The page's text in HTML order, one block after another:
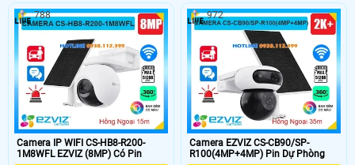
việc kết nối từ xa. Với công nghệ
nhận diện thông minh phát hiện
người và xe. Pin 10.000mAh kết hợp
tấm năng lượng mặt trời 5W cho
phép hoạt động ổn định ngoài trời,
phù hợp giám sát liên tục không
cần nguồn điện lưới.
trang bị hồng ngoại 35m Full Color,
khả năng phát hiện con người và
phương tiện thông minh. Tích hợp
micro, loa đàm thoại hai chiều và
khe cắm thẻ nhớ lên đến 512GB phù
hợp cho nhu cầu giám sát an ninh
hiệu quả.
Camera IP WIFI CS-HB8-R200-
1M8WFL EZVIZ (8MP) Có Pin
788
Camera EZVIZ CS-CB90/SP-
R100(4MP+4MP) Pin Dự Phòng
972